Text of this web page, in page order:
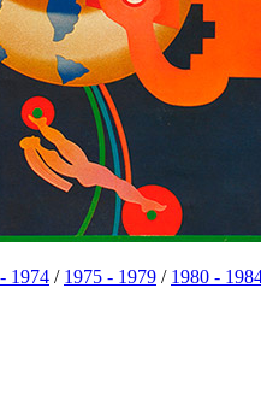
1974 / 1975 - 1979 / 1980 -